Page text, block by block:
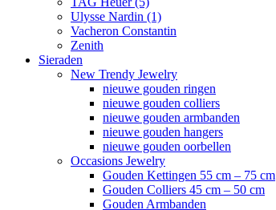
Ulysse Nardin (1)
Vacheron Constantin
Zenith
Sieraden
New Trendy Jewelry
nieuwe gouden ringen
nieuwe gouden colliers
nieuwe gouden armbanden
nieuwe gouden hangers
nieuwe gouden oorbellen
Occasions Jewelry
Gouden Kettingen 55 cm – 75 cm
Gouden Colliers 45 cm – 50 cm
Gouden Armbanden